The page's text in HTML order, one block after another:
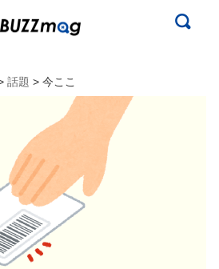
話題 > 今ここ